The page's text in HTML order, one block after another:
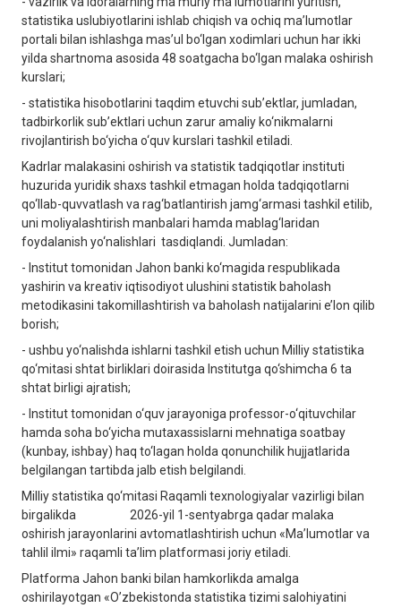
statistika uslubiyotlarini ishlab chiqish va ochiq ma’lumotlar
portali bilan ishlashga mas’ul bo‘lgan xodimlari uchun har ikki
yilda shartnoma asosida 48 soatgacha bo‘lgan malaka oshirish
kurslari;
- statistika hisobotlarini taqdim etuvchi sub’ektlar, jumladan,
tadbirkorlik sub’ektlari uchun zarur amaliy ko‘nikmalarni
rivojlantirish bo‘yicha o‘quv kurslari tashkil etiladi.
Kadrlar malakasini oshirish va statistik tadqiqotlar instituti
huzurida yuridik shaxs tashkil etmagan holda tadqiqotlarni
qo‘llab-quvvatlash va rag‘batlantirish jamg‘armasi tashkil etilib,
uni moliyalashtirish manbalari hamda mablag‘laridan
foydalanish yo‘nalishlari tasdiqlandi. Jumladan:
- Institut tomonidan Jahon banki ko‘magida respublikada
yashirin va kreativ iqtisodiyot ulushini statistik baholash
metodikasini takomillashtirish va baholash natijalarini e’lon qilib
borish;
- ushbu yo‘nalishda ishlarni tashkil etish uchun Milliy statistika
qo‘mitasi shtat birliklari doirasida Institutga qo‘shimcha 6 ta
shtat birligi ajratish;
- Institut tomonidan o‘quv jarayoniga professor-o‘qituvchilar
hamda soha bo‘yicha mutaxassislarni mehnatiga soatbay
(kunbay, ishbay) haq to‘lagan holda qonunchilik hujjatlarida
belgilangan tartibda jalb etish belgilandi.
Milliy statistika qo‘mitasi Raqamli texnologiyalar vazirligi bilan
birgalikda 2026-yil 1-sentyabrga qadar malaka
oshirish jarayonlarini avtomatlashtirish uchun «Ma’lumotlar va
tahlil ilmi» raqamli ta’lim platformasi joriy etiladi.
Platforma Jahon banki bilan hamkorlikda amalga
oshirilayotgan «O’zbekistonda statistika tizimi salohiyatini